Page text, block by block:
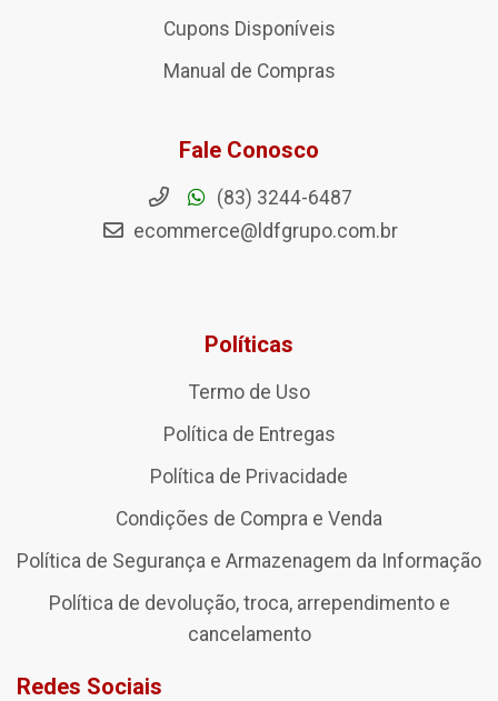
Cupons Disponíveis
Manual de Compras
Fale Conosco
(83) 3244-6487
ecommerce@ldfgrupo.com.br
Políticas
Termo de Uso
Política de Entregas
Política de Privacidade
Condições de Compra e Venda
Política de Segurança e Armazenagem da Informação
Política de devolução, troca, arrependimento e
cancelamento
Redes Sociais